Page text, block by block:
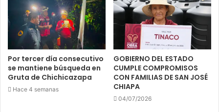
Por tercer día consecutivo
se mantiene búsqueda en
Gruta de Chichicazapa
Hace 4 semanas
GOBIERNO DEL ESTADO
CUMPLE COMPROMISOS
CON FAMILIAS DE SAN JOSÉ
CHIAPA
04/07/2026